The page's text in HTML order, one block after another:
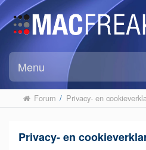
Menu
Forum / Privacy- en
Privacy- en